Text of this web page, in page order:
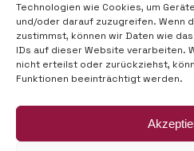
Technologien wie Cookies, um
und/oder darauf zuzugreifen. Wenn
zustimmst, können wir Daten wie
IDs auf dieser Website verarbeiten.
nicht erteilst oder zurückziehst,
Funktionen beeinträchtigt werden.